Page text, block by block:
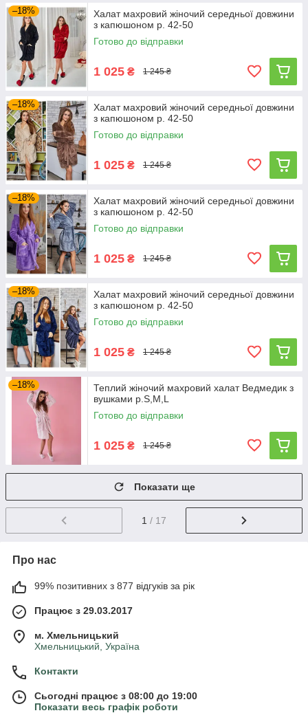
–18%
Халат махровий жіночий середньої довжини
з капюшоном р. 42-50
Готово до відправки
1 025 ₴ 1 245 ₴
–18%
Халат махровий жіночий середньої довжини
з капюшоном р. 42-50
Готово до відправки
1 025 ₴ 1 245 ₴
–18%
Халат махровий жіночий середньої довжини
з капюшоном р. 42-50
Готово до відправки
1 025 ₴ 1 245 ₴
–18%
Халат махровий жіночий середньої довжини
з капюшоном р. 42-50
Готово до відправки
1 025 ₴ 1 245 ₴
–18%
Теплий жіночий махровий халат Ведмедик з
вушками р.S,M,L
Готово до відправки
1 025 ₴ 1 245 ₴
Показати ще
1 / 17
Про нас
99% позитивних з 877 відгуків за рік
Працює з 29.03.2017
м. Хмельницький
Хмельницький, Україна
Контакти
Сьогодні працює з 08:00 до 19:00
Показати весь графік роботи